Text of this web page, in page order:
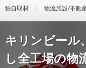
独自取材 物流施設/不動
キリンビール
し全工場の物